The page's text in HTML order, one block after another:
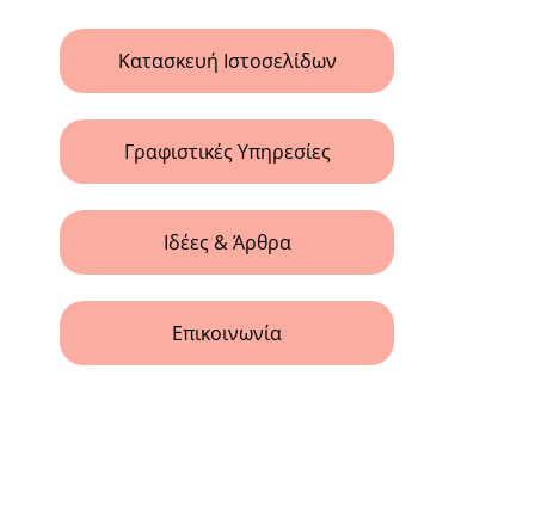
Κατασκευή Ιστοσελίδων
Γραφιστικές Υπηρεσίες
Ιδέες & Άρθρα
Επικοινωνία